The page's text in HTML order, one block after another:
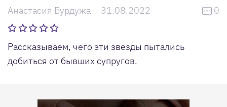
Анастасия Бурдужа 31.08.2022 0
Рассказываем, чего эти звезды пытались
добиться от бывших супругов.